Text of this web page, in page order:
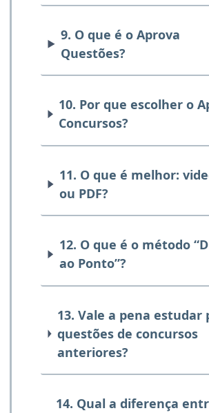
9. O que é o Aprova
Questões?
10. Por que escolher o
Concursos?
11. O que é melhor:
ou PDF?
12. O que é o método
ao Ponto”?
13. Vale a pena estudar
questões de concursos
anteriores?
14. Qual a diferença